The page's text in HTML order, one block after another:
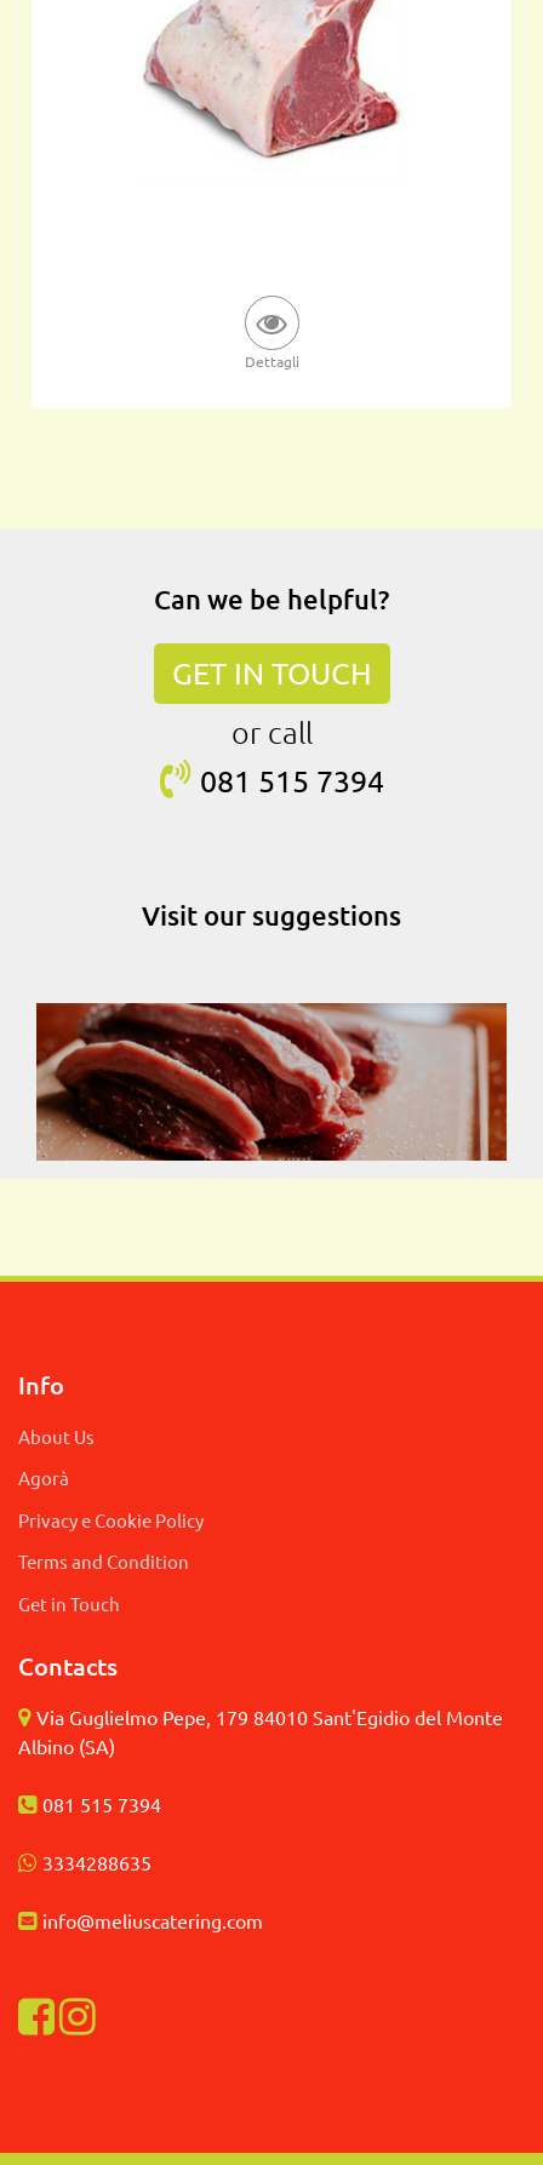
Dettagli
Can we be helpful?
GET IN TOUCH
or call
081 515 7394
Visit our suggestions
Info
About Us
Agorà
Privacy e Cookie Policy
Terms and Condition
Get in Touch
Contacts
Via Guglielmo Pepe, 179 84010 Sant'Egidio del Monte
Albino (SA)
081 515 7394
3334288635
info@meliuscatering.com
Visualizza la nostra pagina Facebook
Visualizza il nostro profilo Instagram